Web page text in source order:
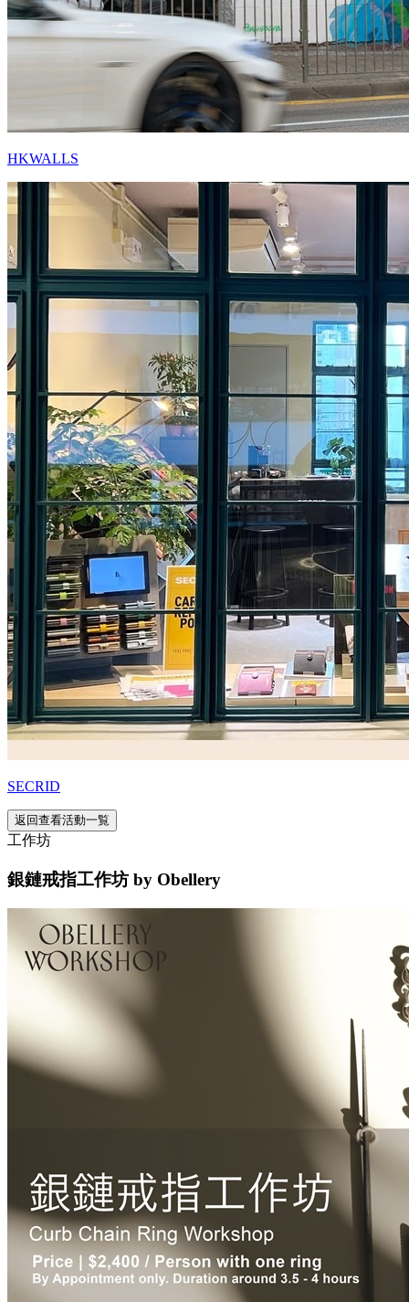
HKWALLS
SECRID
返回查看活動一覧
工作坊
銀鏈戒指工作坊 by Obellery